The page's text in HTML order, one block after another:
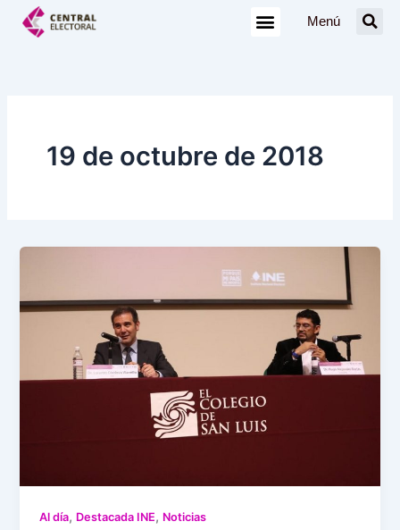
Menú
19 de octubre de 2018
Al día, Destacada INE, Noticias